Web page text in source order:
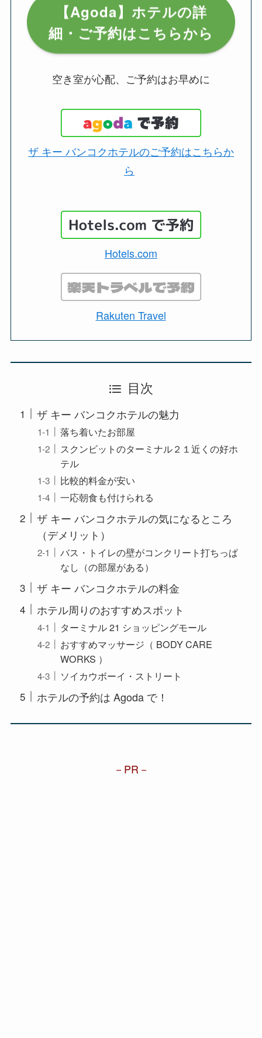
【Agoda】ホテルの詳
細・ご予約はこちらから
空き室が心配、ご予約はお早めに
ザ キー バンコクホテルのご予約はこちらか
ら
Hotels.com
Rakuten Travel
目次
ザ キー バンコクホテルの魅力
落ち着いたお部屋
スクンビットのターミナル２１近くの好ホ
テル
比較的料金が安い
一応朝食も付けられる
ザ キー バンコクホテルの気になるところ
（デメリット）
バス・トイレの壁がコンクリート打ちっぱ
なし（の部屋がある）
ザ キー バンコクホテルの料金
ホテル周りのおすすめスポット
ターミナル 21 ショッピングモール
おすすめマッサージ（ BODY CARE
WORKS ）
ソイカウボーイ・ストリート
ホテルの予約は Agoda で！
PR